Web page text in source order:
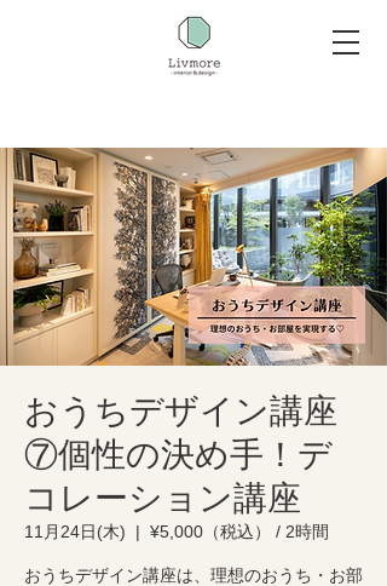
おうちデザイン講座
⑦個性の決め手！デ
コレーション講座
11月24日(木)
  |
¥5,000（税込） / 2時間
おうちデザイン講座は、理想のおうち・お部